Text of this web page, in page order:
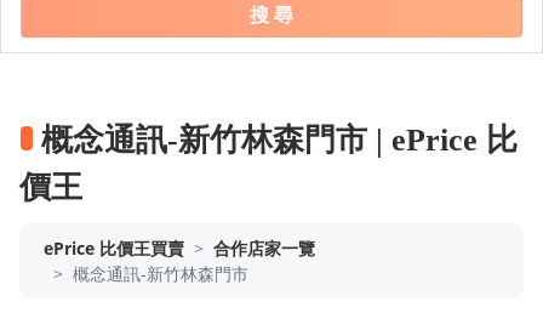
搜 尋
概念通訊-新竹林森門市 | ePrice 比
價王
ePrice 比價王買賣
合作店家一覽
概念通訊-新竹林森門市